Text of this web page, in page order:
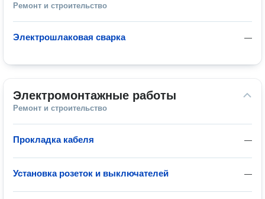
Ремонт и строительство
—
Электрошлаковая сварка
Электромонтажные работы
Ремонт и строительство
—
Прокладка кабеля
—
Установка розеток и выключателей